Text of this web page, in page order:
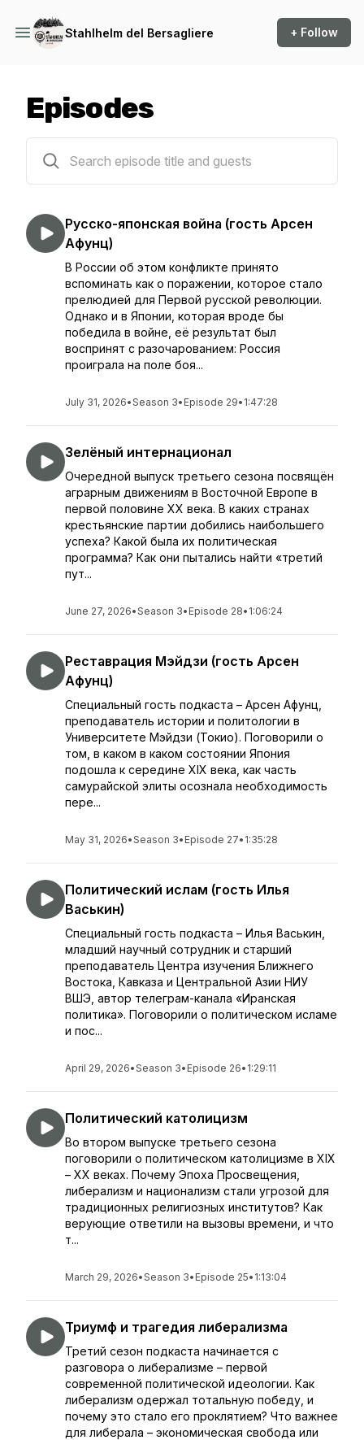
Stahlhelm del Bersagliere + Follow
Episodes
Русско-японская война (гость Арсен
Афунц)
В России об этом конфликте принято
вспоминать как о поражении, которое стало
прелюдией для Первой русской революции.
Однако и в Японии, которая вроде бы
победила в войне, её результат был
воспринят с разочарованием: Россия
проиграла на поле боя...
July 31, 2026•Season 3• Episode 29• 1:47:28
Зелёный интернационал
Очередной выпуск третьего сезона посвящён
аграрным движениям в Восточной Европе в
первой половине XX века. В каких странах
крестьянские партии добились наибольшего
успеха? Какой была их политическая
программа? Как они пытались найти «третий
пут...
June 27, 2026•Season 3• Episode 28• 1:06:24
Реставрация Мэйдзи (гость Арсен
Афунц)
Специальный гость подкаста – Арсен Афунц,
преподаватель истории и политологии в
Университете Мэйдзи (Токио). Поговорили о
том, в каком в каком состоянии Япония
подошла к середине XIX века, как часть
самурайской элиты осознала необходимость
пере...
May 31, 2026•Season 3• Episode 27• 1:35:28
Политический ислам (гость Илья
Васькин)
Специальный гость подкаста – Илья Васькин,
младший научный сотрудник и старший
преподаватель Центра изучения Ближнего
Востока, Кавказа и Центральной Азии НИУ
ВШЭ, автор телеграм-канала «Иранская
политика». Поговорили о политическом исламе
и пос...
April 29, 2026•Season 3• Episode 26• 1:29:11
Политический католицизм
Во втором выпуске третьего сезона
поговорили о политическом католицизме в XIX
– XX веках. Почему Эпоха Просвещения,
либерализм и национализм стали угрозой для
традиционных религиозных институтов? Как
верующие ответили на вызовы времени, и что
т...
March 29, 2026•Season 3• Episode 25• 1:13:04
Триумф и трагедия либерализма
Третий сезон подкаста начинается с
разговора о либерализме – первой
современной политической идеологии. Как
либерализм одержал тотальную победу, и
почему это стало его проклятием? Что важнее
для либерала – экономическая свобода или